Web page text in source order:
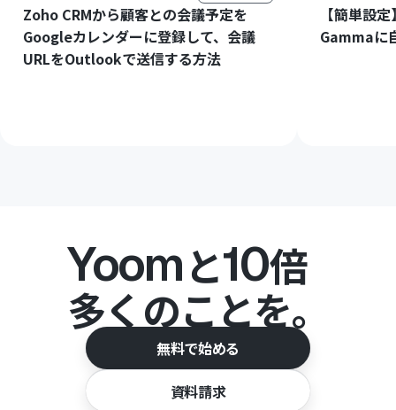
Zoho CRMから顧客との会議予定を
Googleカレンダーに登録して、会議
URLをOutlookで送信する方法
【簡単設
Gammaに
Yoomと10倍
多くのことを。
無料で始める
資料請求